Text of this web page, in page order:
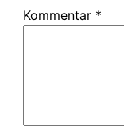
Kommentar *